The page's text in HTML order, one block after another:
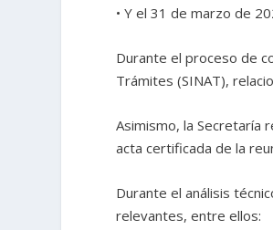
• Y el 31 de marzo de
Durante el proceso de
Trámites (SINAT),
Asimismo, la Secretaría
acta certificada de la
Durante el análisis
relevantes, entre ellos: